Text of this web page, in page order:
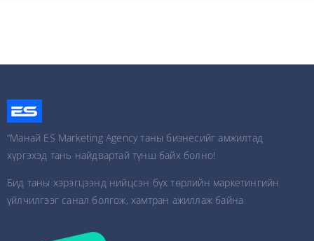
“Манай ES Marketing Agency таны бизнесийг амжилтад
хүргэхэд тань найдвартай түнш байх болно!
Бид таны хэрэгцээнд нийцсэн бүх төрлийн маркетингийн
үйлчилгээг санал болгож, хамтран ажиллаж байна